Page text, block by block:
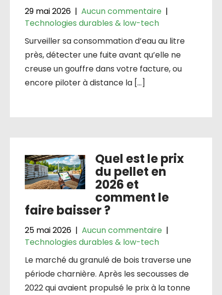
29 mai 2026 | Aucun commentaire |
Technologies durables & low-tech
Surveiller sa consommation d’eau au litre
près, détecter une fuite avant qu’elle ne
creuse un gouffre dans votre facture, ou
encore piloter à distance la […]
Quel est le prix
du pellet en
2026 et
comment le
faire baisser ?
25 mai 2026 | Aucun commentaire |
Technologies durables & low-tech
Le marché du granulé de bois traverse une
période charnière. Après les secousses de
2022 qui avaient propulsé le prix à la tonne